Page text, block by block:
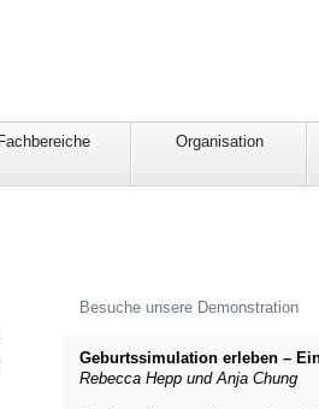
Fachbereiche Organisation
Besuche unsere Demonstration
Geburtssimulation erleben –
Rebecca Hepp und Anja Chung